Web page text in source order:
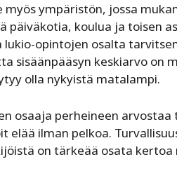
myös ympäristön, jossa
päiväkotia, koulua ja toisen
opintojen osalta
sisäänpääsyn keskiarvo on
olla nykyistä matalampi.
osaaja perheineen
elää ilman pelkoa.
on tärkeää osata